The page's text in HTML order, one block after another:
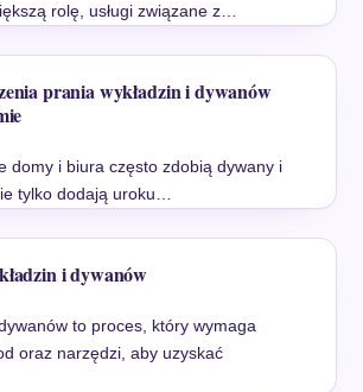
rolę, usługi związane z…
prania wykładzin i dywanów
domy i biura często zdobią dywany i
tylko dodają uroku…
i dywanów
to proces, który wymaga
oraz narzędzi, aby uzyskać